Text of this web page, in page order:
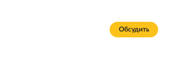
Обсудить